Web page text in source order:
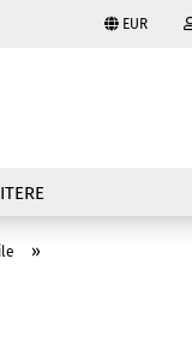
EUR
»